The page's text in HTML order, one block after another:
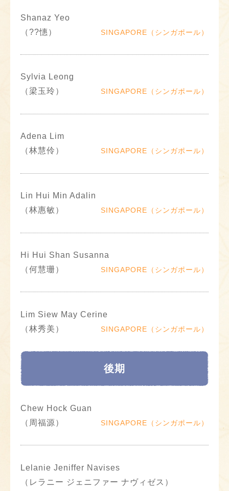
Shanaz Yeo
（??憓）
SINGAPORE（シンガポール）
Sylvia Leong
（梁玉玲）
SINGAPORE（シンガポール）
Adena Lim
（林慧伶）
SINGAPORE（シンガポール）
Lin Hui Min Adalin
（林惠敏）
SINGAPORE（シンガポール）
Hi Hui Shan Susanna
（何慧珊）
SINGAPORE（シンガポール）
Lim Siew May Cerine
（林秀美）
SINGAPORE（シンガポール）
後期
Chew Hock Guan
（周福源）
SINGAPORE（シンガポール）
Lelanie Jeniffer Navises
（レラニー ジェニファー ナヴィゼス）